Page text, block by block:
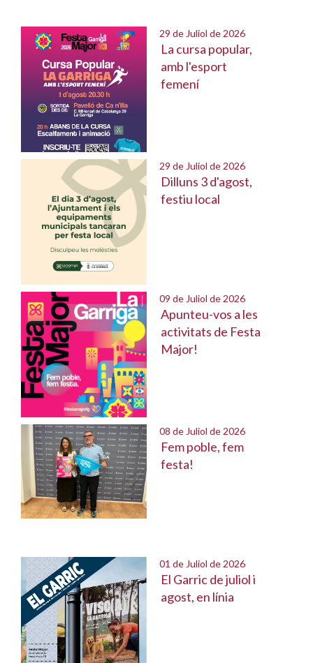
29 de Juliol de 2026
La cursa popular,
amb l'esport
femení
29 de Juliol de 2026
Dilluns 3 d'agost,
festiu local
09 de Juliol de 2026
Apunteu-vos a les
activitats de Festa
Major!
08 de Juliol de 2026
Fem poble, fem
festa!
01 de Juliol de 2026
El Garric de juliol i
agost, en línia